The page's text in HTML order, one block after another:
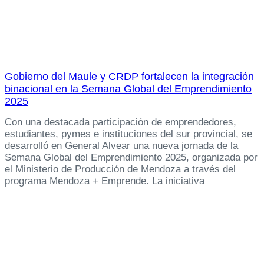
Gobierno del Maule y CRDP fortalecen la integración
binacional en la Semana Global del Emprendimiento
2025
Con una destacada participación de emprendedores,
estudiantes, pymes e instituciones del sur provincial, se
desarrolló en General Alvear una nueva jornada de la
Semana Global del Emprendimiento 2025, organizada por
el Ministerio de Producción de Mendoza a través del
programa Mendoza + Emprende. La iniciativa